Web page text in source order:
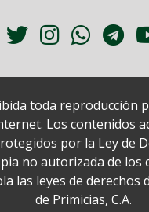
toda reproducción
Los contenidos
por la Ley de
no autorizada de los
las leyes de derechos
de Primicias, C.A.